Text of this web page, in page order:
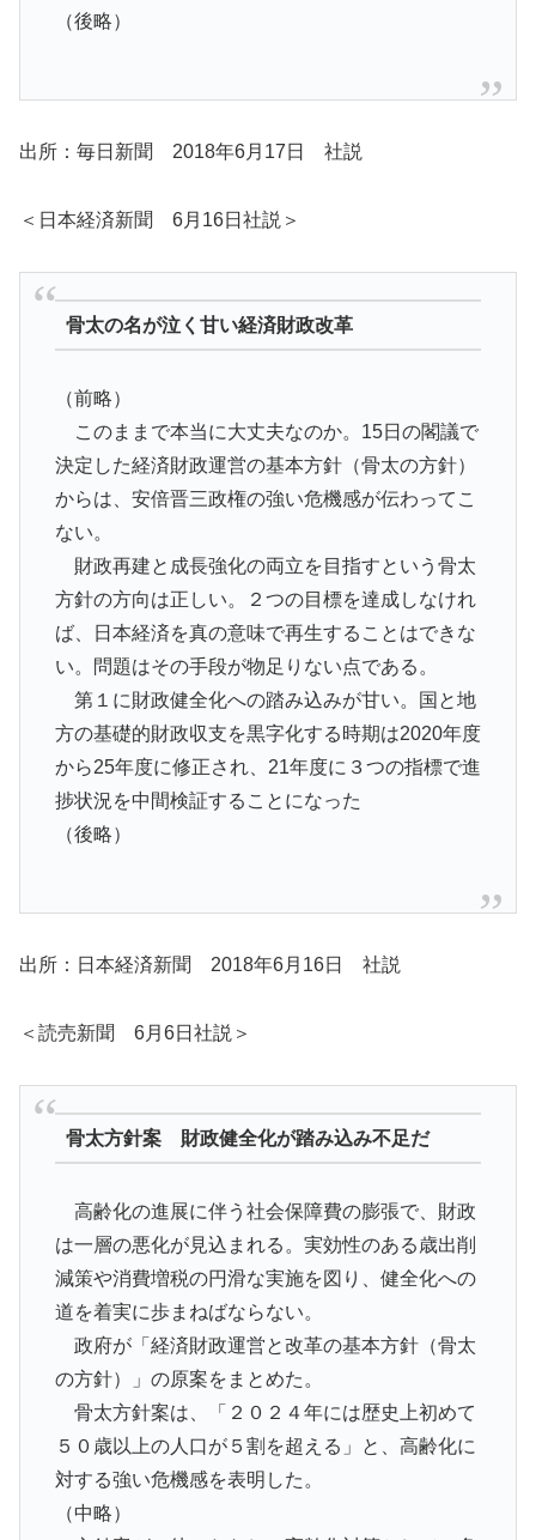
（後略）
出所：毎日新聞 2018年6月17日 社説
＜日本経済新聞 6月16日社説＞
骨太の名が泣く甘い経済財政改革
（前略）
このままで本当に大丈夫なのか。15日の閣議で
決定した経済財政運営の基本方針（骨太の方針）
からは、安倍晋三政権の強い危機感が伝わってこ
ない。
財政再建と成長強化の両立を目指すという骨太
方針の方向は正しい。２つの目標を達成しなけれ
ば、日本経済を真の意味で再生することはできな
い。問題はその手段が物足りない点である。
第１に財政健全化への踏み込みが甘い。国と地
方の基礎的財政収支を黒字化する時期は2020年度
から25年度に修正され、21年度に３つの指標で進
捗状況を中間検証することになった
（後略）
出所：日本経済新聞 2018年6月16日 社説
＜読売新聞 6月6日社説＞
骨太方針案 財政健全化が踏み込み不足だ
高齢化の進展に伴う社会保障費の膨張で、財政
は一層の悪化が見込まれる。実効性のある歳出削
減策や消費増税の円滑な実施を図り、健全化への
道を着実に歩まねばならない。
政府が「経済財政運営と改革の基本方針（骨太
の方針）」の原案をまとめた。
骨太方針案は、「２０２４年には歴史上初めて
５０歳以上の人口が５割を超える」と、高齢化に
対する強い危機感を表明した。
（中略）